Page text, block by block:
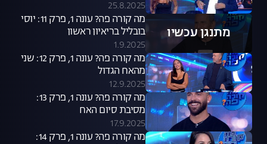
25.8.2025
מתנגן עכשיו
מה קורה פה? עונה 1, פרק 11: יוסי
בובליל בריאיון ראשון
1.9.2025
מה קורה פה? עונה 1, פרק 12: שני
מהאח הגדול
12.9.2025
מה קורה פה? עונה 1, פרק 13:
מסיבת סיום האח
17.9.2025
מה קורה פה? עונה 1, פרק 14: